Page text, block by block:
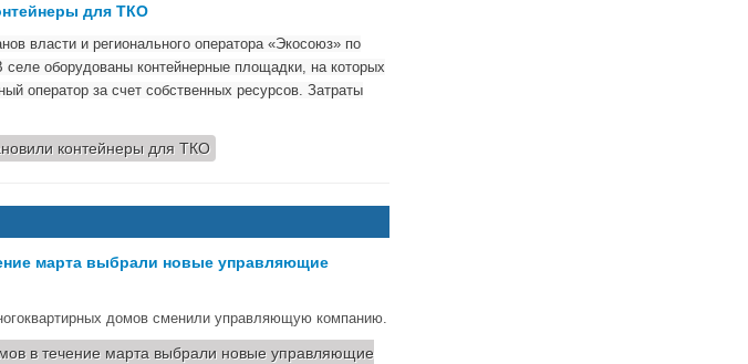
для ТКО
власти и регионального оператора «Экосоюз» по
оборудованы контейнерные площадки, на которых
оператор за счет собственных ресурсов. Затраты
контейнеры для ТКО
марта выбрали новые управляющие
домов сменили управляющую компанию.
в течение марта выбрали новые управляющие